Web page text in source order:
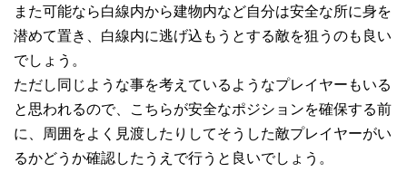
また可能なら白線内から建物内など自分は安全な所に身を
潜めて置き、白線内に逃げ込もうとする敵を狙うのも良い
でしょう。
ただし同じような事を考えているようなプレイヤーもいる
と思われるので、こちらが安全なポジションを確保する前
に、周囲をよく見渡したりしてそうした敵プレイヤーがい
るかどうか確認したうえで行うと良いでしょう。